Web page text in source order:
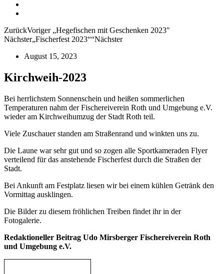
ZurückVoriger„Hegefischen mit Geschenken 2023″
Nächster„Fischerfest 2023““Nächster
August 15, 2023
Kirchweih-2023
Bei herrlichstem Sonnenschein und heißen sommerlichen
Temperaturen nahm der Fischereiverein Roth und Umgebung e.V.
wieder am Kirchweihumzug der Stadt Roth teil.
Viele Zuschauer standen am Straßenrand und winkten uns zu.
Die Laune war sehr gut und so zogen alle Sportkameraden Flyer
verteilend für das anstehende Fischerfest durch die Straßen der
Stadt.
Bei Ankunft am Festplatz liesen wir bei einem kühlen Getränk den
Vormittag ausklingen.
Die Bilder zu diesem fröhlichen Treiben findet ihr in der
Fotogalerie.
Redaktioneller Beitrag Udo Mirsberger Fischereiverein Roth
und Umgebung e.V.